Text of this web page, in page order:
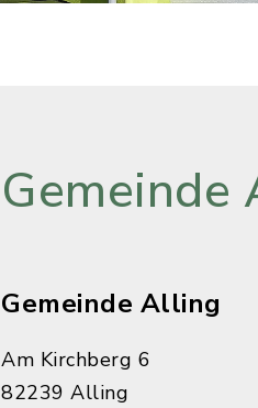
Gemeinde
Gemeinde Alling
Am Kirchberg 6
82239 Alling